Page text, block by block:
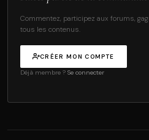
Commentez, participez aux forums,
tous les contenus.
CRÉER MON COMPTE
Déjà membre ? Se connecter